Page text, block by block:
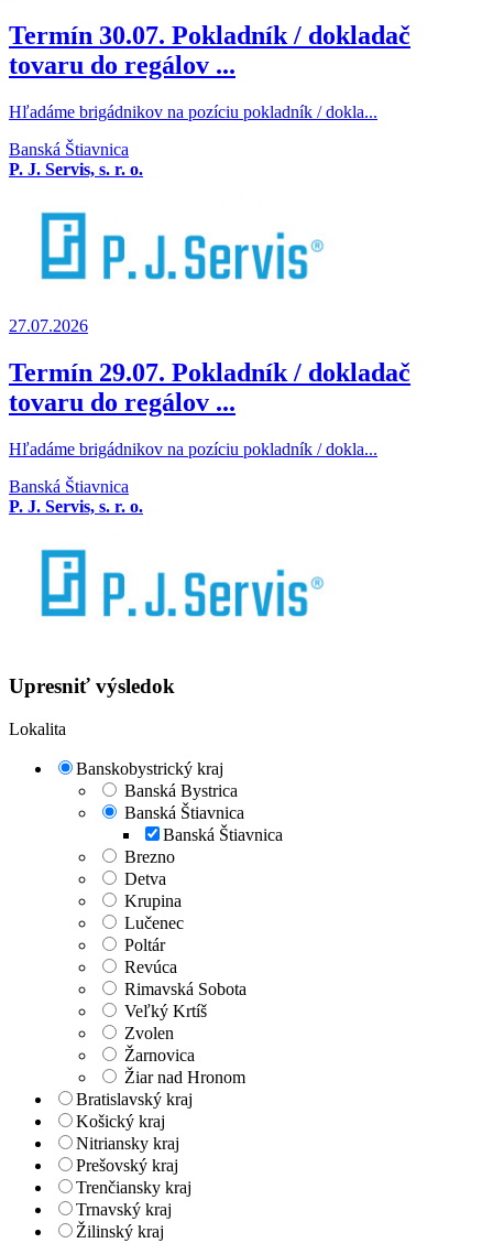
Termín 30.07. Pokladník / dokladač
tovaru do regálov ...
Hľadáme brigádnikov na pozíciu pokladník / dokla...
Banská Štiavnica
P. J. Servis, s. r. o.
27.07.2026
Termín 29.07. Pokladník / dokladač
tovaru do regálov ...
Hľadáme brigádnikov na pozíciu pokladník / dokla...
Banská Štiavnica
P. J. Servis, s. r. o.
Upresniť výsledok
Lokalita
Banskobystrický kraj
Banská Bystrica
Banská Štiavnica
Banská Štiavnica
Brezno
Detva
Krupina
Lučenec
Poltár
Revúca
Rimavská Sobota
Veľký Krtíš
Zvolen
Žarnovica
Žiar nad Hronom
Bratislavský kraj
Košický kraj
Nitriansky kraj
Prešovský kraj
Trenčiansky kraj
Trnavský kraj
Žilinský kraj